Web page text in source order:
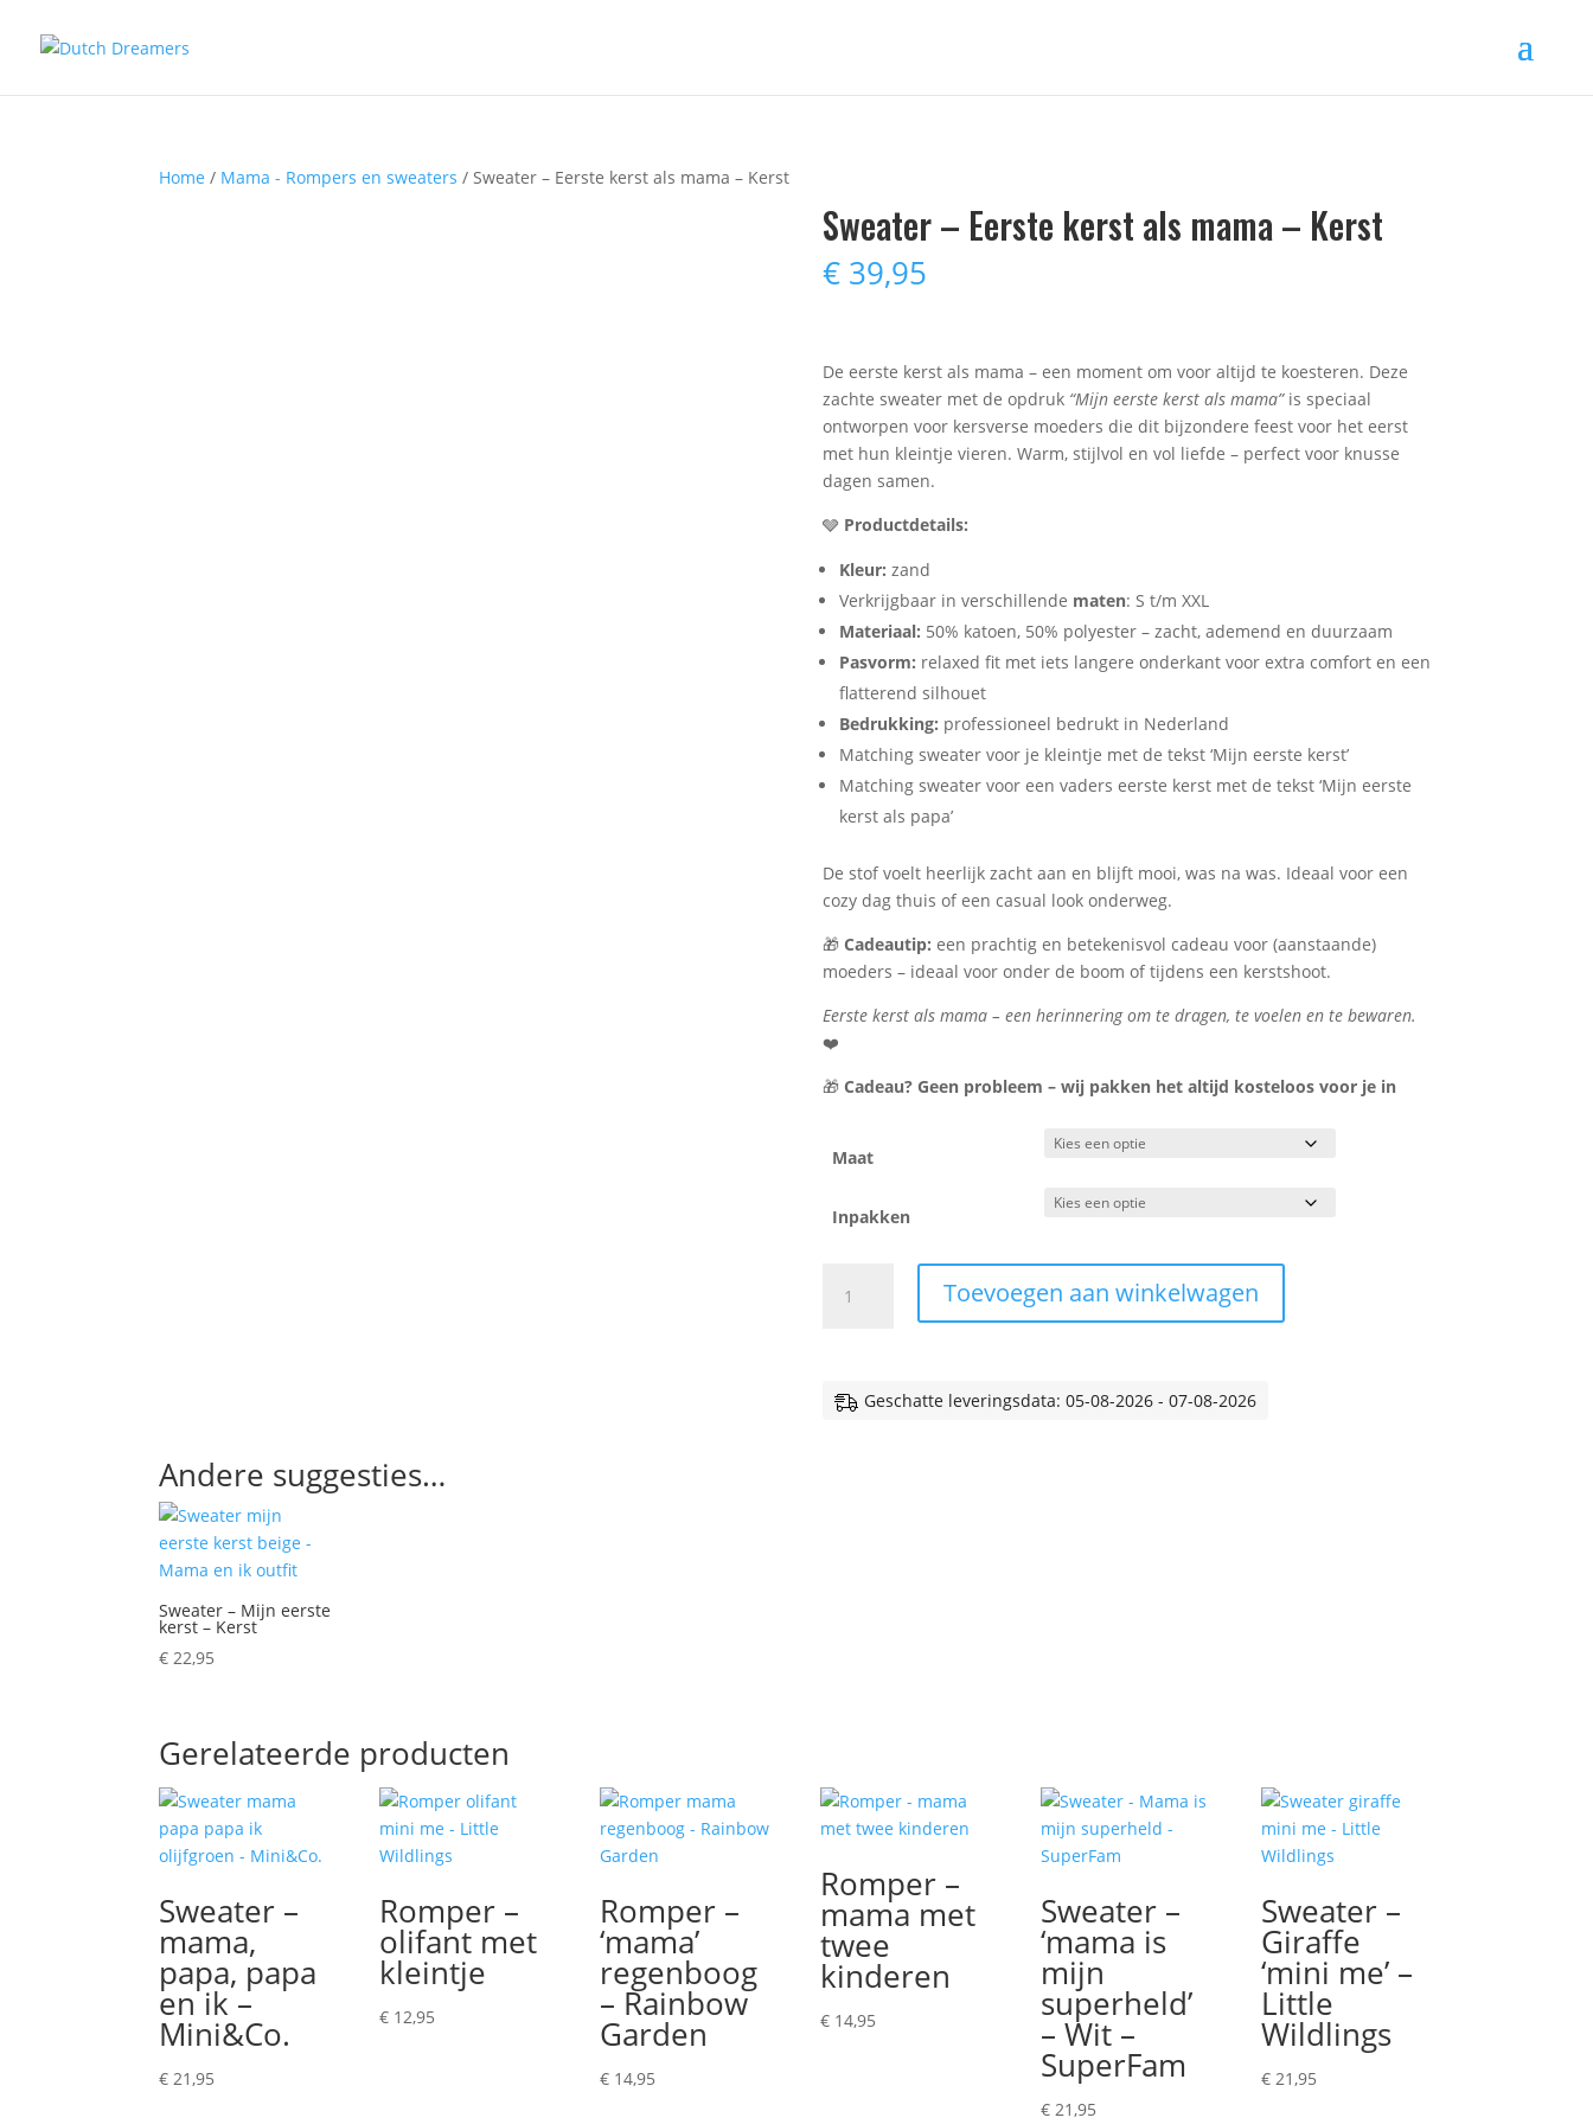
Home / Mama - Rompers en sweaters / Sweater – Eerste kerst als mama – Kerst
Sweater – Eerste kerst als mama – Kerst
€39,95
De eerste kerst als mama – een moment om voor altijd te koesteren. Deze
zachte sweater met de opdruk “Mijn eerste kerst als mama”is speciaal
ontworpen voor kersverse moeders die dit bijzondere feest voor het eerst
met hun kleintje vieren. Warm, stijlvol en vol liefde – perfect voor knusse
dagen samen.
🩶 Productdetails:
Kleur: zand
Verkrijgbaar in verschillende maten: S t/m XXL
Materiaal: 50% katoen, 50% polyester – zacht, ademend en duurzaam
Pasvorm: relaxed fit met iets langere onderkant voor extra comfort en een
flatterend silhouet
Bedrukking: professioneel bedrukt in Nederland
Matching sweater voor je kleintje met de tekst ‘Mijn eerste kerst’
Matching sweater voor een vaders eerste kerst met de tekst ‘Mijn eerste
kerst als papa’
De stof voelt heerlijk zacht aan en blijft mooi, was na was. Ideaal voor een
cozy dag thuis of een casual look onderweg.
🎁 Cadeautip: een prachtig en betekenisvol cadeau voor (aanstaande)
moeders – ideaal voor onder de boom of tijdens een kerstshoot.
Eerste kerst als mama – een herinnering om te dragen, te voelen en te bewaren.
❤️
🎁 Cadeau? Geen probleem – wij pakken het altijd kosteloos voor je in
Maat
Inpakken
mama
Toevoegen aan winkelwagen
Geschatte leveringsdata: 05-08-2026 - 07-08-2026
Andere suggesties…
Sweater – Mijn eerste
kerst – Kerst
€ 22,95
Gerelateerde producten
Sweater –
mama,
papa, papa
en ik –
Mini&Co.
€ 21,95
Romper –
olifant met
kleintje
€ 12,95
Romper –
‘mama’
regenboog
– Rainbow
Garden
€ 14,95
Romper –
mama met
twee
kinderen
€ 14,95
Sweater –
‘mama is
mijn
superheld’
– Wit –
SuperFam
€ 21,95
Sweater –
Giraffe
‘mini me’ –
Little
Wildlings
€ 21,95